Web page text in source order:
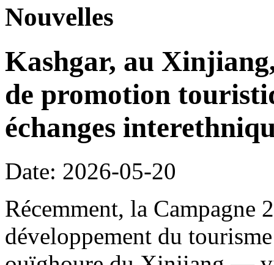
Nouvelles
Kashgar, au
de promotion
échanges
Date: 2026-05-20
Récemment, la Campagne
développement du